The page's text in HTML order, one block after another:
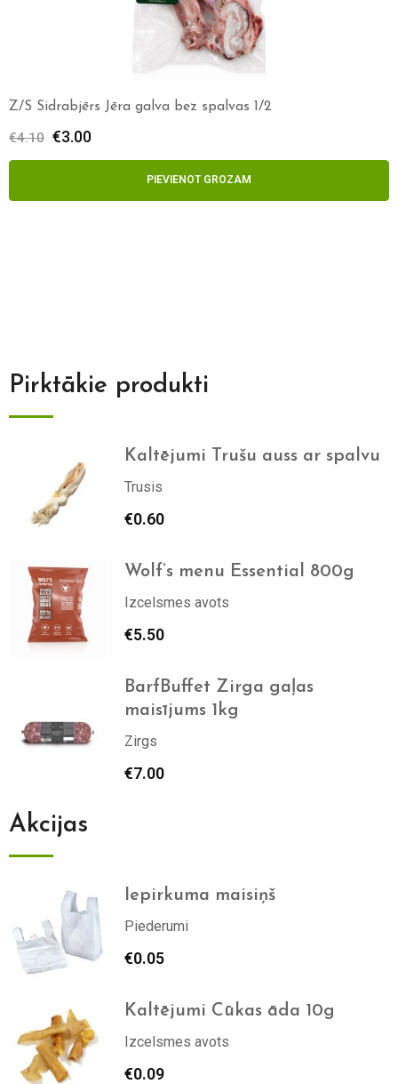
Z/S Sidrabjērs Jēra galva bez spalvas 1/2
€4.10 €3.00
PIEVIENOT GROZAM
Pirktākie produkti
Kaltējumi Trušu auss ar spalvu
Trusis
€0.60
Wolf’s menu Essential 800g
Izcelsmes avots
€5.50
BarfBuffet Zirga gaļas
maisījums 1kg
Zirgs
€7.00
Akcijas
Iepirkuma maisiņš
Piederumi
€0.05
Kaltējumi Cūkas āda 10g
Izcelsmes avots
€0.09